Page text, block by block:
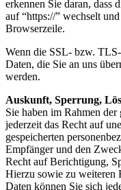
erkennen Sie daran, dass
auf “https://” wechselt
Browserzeile.
Wenn die SSL- bzw.
Daten, die Sie an uns
werden.
Auskunft, Sperrung,
Sie haben im Rahmen
jederzeit das Recht auf
gespeicherten
Empfänger und den
Recht auf Berichtigung,
Hierzu sowie zu weiteren
Daten können Sie sich